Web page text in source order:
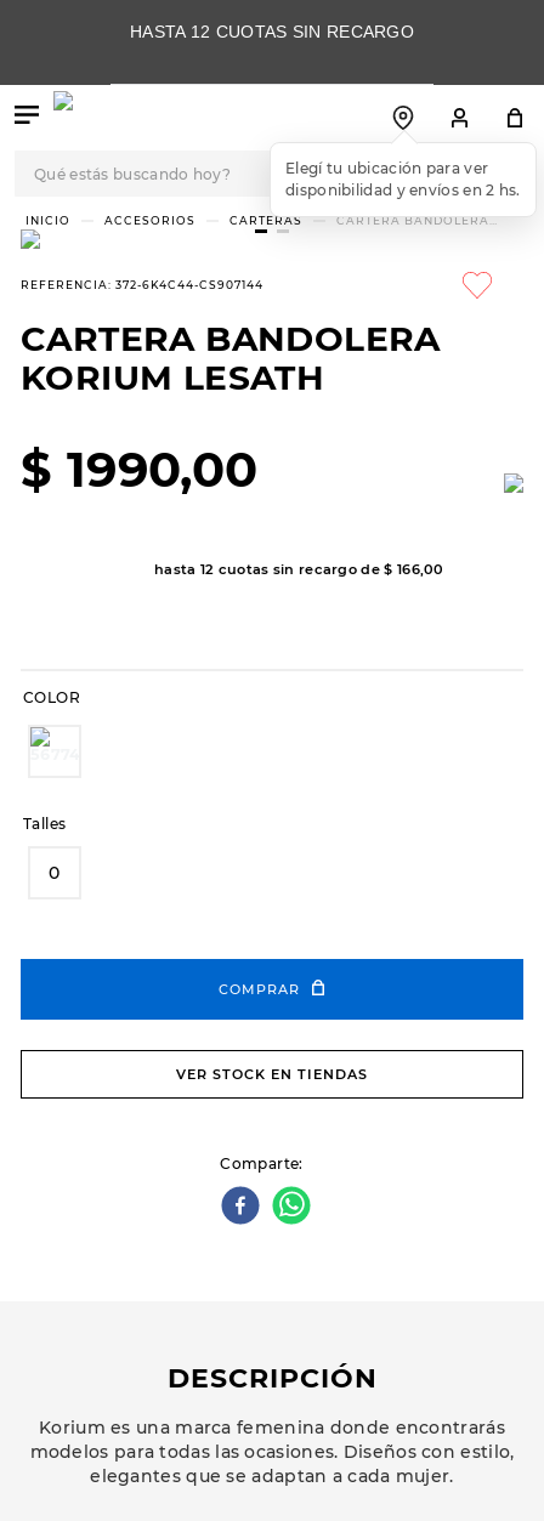
HASTA 12 CUOTAS SIN RECARGO
Elegí tu ubicación para ver
disponibilidad y envíos en 2 hs.
ACCESORIOS CARTERAS
CARTERA BANDOLERA
REFERENCIA: 372-6K4C44-CS907144
CARTERA BANDOLERA
KORIUM LESATH
$ 1990,00
hasta 12 cuotas sin recargo de$ 166,00
COLOR
Talles
0
COMPRAR
VER STOCK EN TIENDAS
Comparte
DESCRIPCIÓN
Korium es una marca femenina donde encontrarás
modelos para todas las ocasiones. Diseños con estilo,
elegantes que se adaptan a cada mujer.
TÉRMINOS MÁS
BUSCADOS
3.
skechers slip-ins
8.
hitec